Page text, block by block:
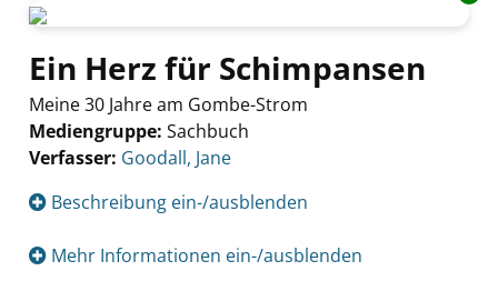
Ein Herz für Schimpansen
Meine 30 Jahre am Gombe-Strom
Mediengruppe: Sachbuch
Verfasser: Suche nach diesem Verfasser
Goodall, Jane
Beschreibung ein-/ausblenden
Mehr Informationen ein-/ausblenden